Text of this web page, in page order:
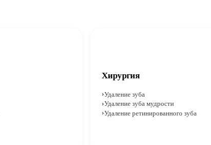
Хирургия
Удаление зуба
Удаление зуба мудрости
Удаление ретинированного зуба